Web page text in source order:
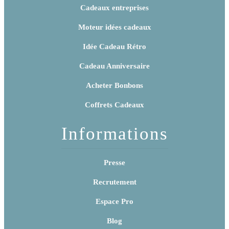
Cadeaux entreprises
Moteur idées cadeaux
Idée Cadeau Rétro
Cadeau Anniversaire
Acheter Bonbons
Coffrets Cadeaux
Informations
Presse
Recrutement
Espace Pro
Blog